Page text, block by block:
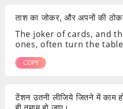
ताश का जोकर, और अपनों की
The joker of cards, and
ones, often turn the
COPY
टेंशन उतनी लीजिये जितने में काम